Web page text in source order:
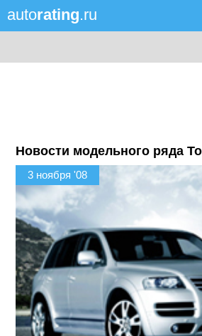
autorating.ru
Новости модельного ряда
3 ноября '08